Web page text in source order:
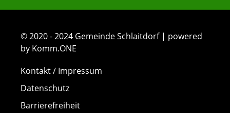
© 2020 - 2024 Gemeinde Schlaitdorf | powered
by Komm.ONE
Kontakt / Impressum
Datenschutz
Barrierefreiheit